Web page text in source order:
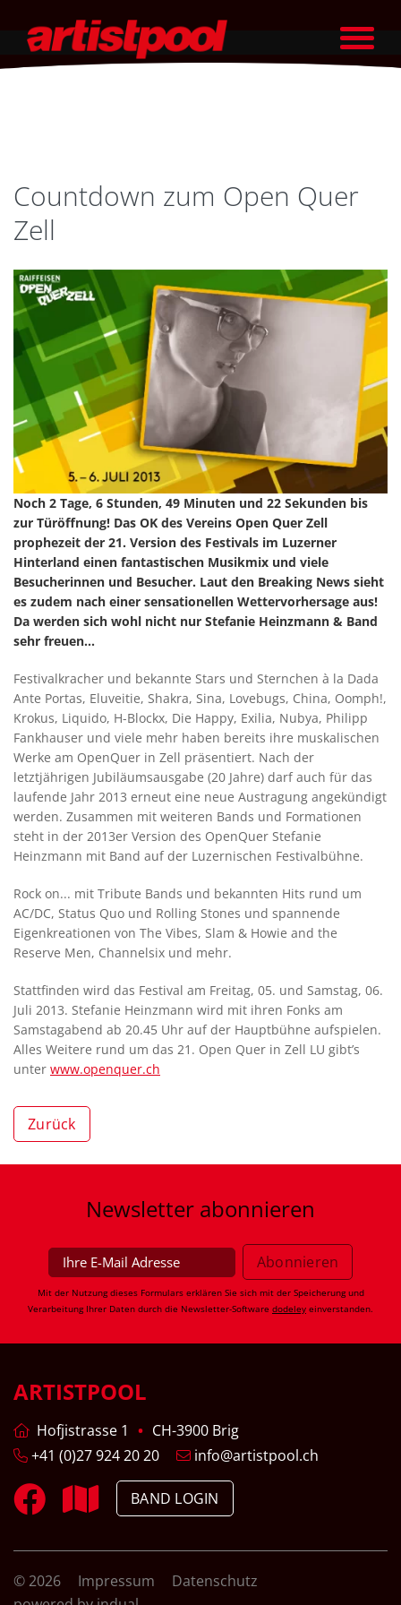
Countdown zum Open Quer
Zell
Noch 2 Tage, 6 Stunden, 49 Minuten und 22 Sekunden bis
zur Türöffnung! Das OK des Vereins Open Quer Zell
prophezeit der 21. Version des Festivals im Luzerner
Hinterland einen fantastischen Musikmix und viele
Besucherinnen und Besucher. Laut den Breaking News sieht
es zudem nach einer sensationellen Wettervorhersage aus!
Da werden sich wohl nicht nur Stefanie Heinzmann & Band
sehr freuen...
Festivalkracher und bekannte Stars und Sternchen à la Dada
Ante Portas, Eluveitie, Shakra, Sina, Lovebugs, China, Oomph!,
Krokus, Liquido, H-Blockx, Die Happy, Exilia, Nubya, Philipp
Fankhauser und viele mehr haben bereits ihre muskalischen
Werke am OpenQuer in Zell präsentiert. Nach der
letztjährigen Jubiläumsausgabe (20 Jahre) darf auch für das
laufende Jahr 2013 erneut eine neue Austragung angekündigt
werden. Zusammen mit weiteren Bands und Formationen
steht in der 2013er Version des OpenQuer Stefanie
Heinzmann mit Band auf der Luzernischen Festivalbühne.
Rock on... mit Tribute Bands und bekannten Hits rund um
AC/DC, Status Quo und Rolling Stones und spannende
Eigenkreationen von The Vibes, Slam & Howie and the
Reserve Men, Channelsix und mehr.
Stattfinden wird das Festival am Freitag, 05. und Samstag, 06.
Juli 2013. Stefanie Heinzmann wird mit ihren Fonks am
Samstagabend ab 20.45 Uhr auf der Hauptbühne aufspielen.
Alles Weitere rund um das 21. Open Quer in Zell LU gibt’s
unter www.openquer.ch
Zurück
Newsletter abonnieren
Mit der Nutzung dieses Formulars erklären Sie sich mit der Speicherung und
Verarbeitung Ihrer Daten durch die Newsletter-Software dodeley einverstanden.
ARTISTPOOL
Hofjistrasse 1
CH-3900 Brig
+41 (0)27 924 20 20
info@artistpool.ch
BAND LOGIN
© 2026 Impressum
Datenschutz